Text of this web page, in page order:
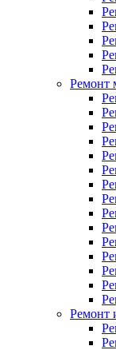
Ремонт
Ремонт